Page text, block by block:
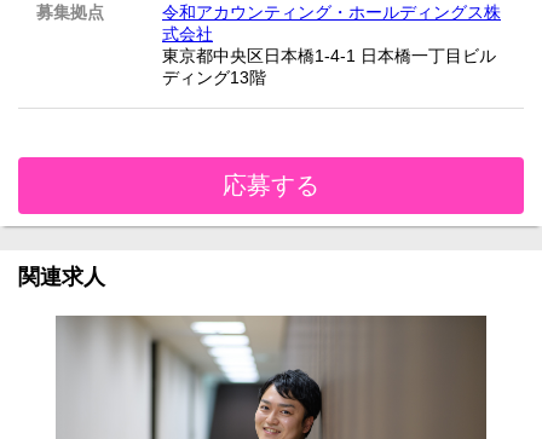
募集拠点
令和アカウンティング・ホールディングス株
式会社
東京都中央区日本橋1-4-1 日本橋一丁目ビル
ディング13階
応募する
関連求人